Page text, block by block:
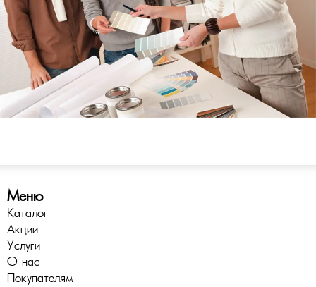
Меню
Каталог
Акции
Услуги
О нас
Покупателям